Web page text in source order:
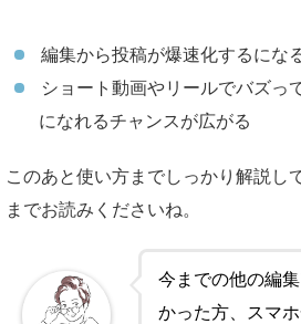
編集から投稿が爆速化するにな
ショート動画やリールでバズっ
になれるチャンスが広がる
このあと使い方までしっかり解説し
までお読みくださいね。
今までの他の編
かった方、スマ